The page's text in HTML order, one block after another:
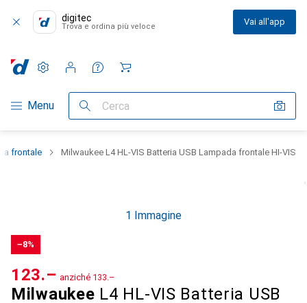
digitec
Trova e ordina più veloce Vai all'app
Categoria Navigazione
Menu Cerca
Impostazioni
Conto cliente
Liste di confronto
Liste dei desideri
Carrello
frontale Milwaukee L4 HL-VIS Batteria USB Lampada frontale HI-VIS
1 Immagine
−8%
Milwaukee L4 HL-VIS Batteria USB
CHF
123.– anziché CHF
133.–